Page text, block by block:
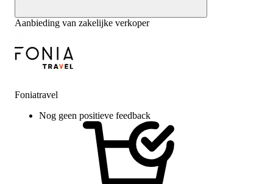
Aanbieding van zakelijke verkoper
Foniatravel
Nog geen positieve feedback